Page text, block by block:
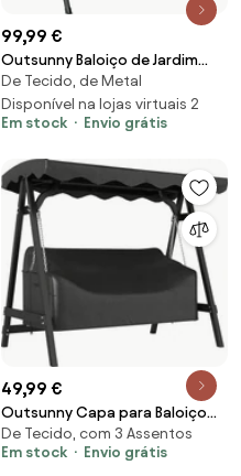
99,99 €
Outsunny Baloiço de Jardim
Exterior para 2 Pessoas Toldo
Ajustável Estrutura em Aço
Assentos de Textilene
Escuro | Aosom Portugal
De Tecido, de Metal
Disponível na lojas virtuais 2
Em stock
Envio grátis
49,99 €
Outsunny Capa para Baloiço
de 3 Lugares Capa
Impermeável Resistente ao
De Tecido, com 3 Assentos
Em stock
Envio grátis